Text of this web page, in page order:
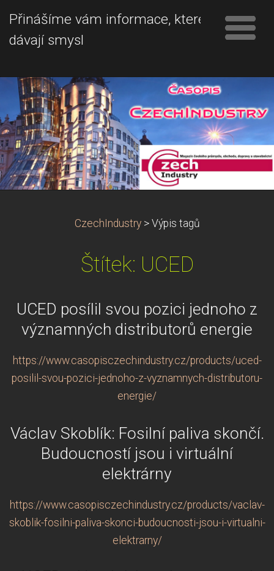
Přinášíme vám informace, které
dávají smysl
CzechIndustry > Výpis tagů
Štítek: UCED
UCED posílil svou pozici jednoho z
významných distributorů energie
https://www.casopisczechindustry.cz/products/uced-
posilil-svou-pozici-jednoho-z-vyznamnych-distributoru-
energie/
Václav Skoblík: Fosilní paliva skončí.
Budoucností jsou i virtuální
elektrárny
https://www.casopisczechindustry.cz/products/vaclav-
skoblik-fosilni-paliva-skonci-budoucnosti-jsou-i-virtualni-
elektrarny/